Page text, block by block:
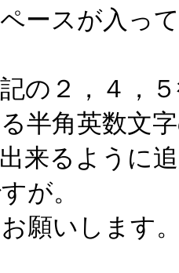
ースが入っ
の２，４，
半角英数文
来るように
が。
願いします